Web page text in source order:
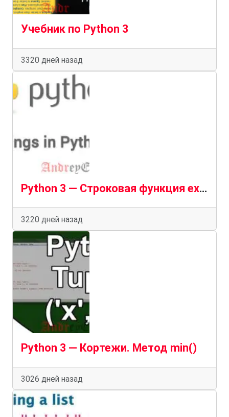
Учебник по Python 3
3320 дней назад
Python 3 — Строковая функция expandtabs()
3220 дней назад
Python 3 — Кортежи. Метод min()
3026 дней назад